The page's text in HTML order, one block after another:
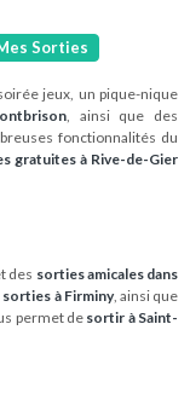
Sorties
jeux, un pique-nique
, ainsi que des
fonctionnalités du
gratuites à Rive-de-Gier
des sorties amicales dans
sorties à Firminy, ainsi que
permet de sortir à Saint-